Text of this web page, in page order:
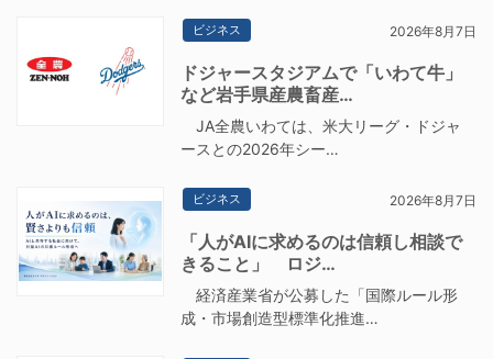
ビジネス 2026年8月7日
ドジャースタジアムで「いわて牛」
など岩手県産農畜産…
JA全農いわては、米大リーグ・ドジャ
ースとの2026年シー…
ビジネス 2026年8月7日
「人がAIに求めるのは信頼し相談で
きること」 ロジ…
経済産業省が公募した「国際ルール形
成・市場創造型標準化推進…